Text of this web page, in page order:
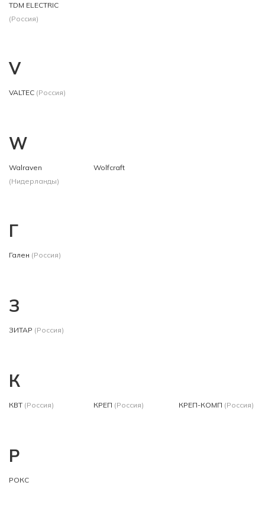
TDM ЕLECTRIC
(Россия)
V
VALTEC (Россия)
W
Walraven
(Нидерланды)
Wolfcraft
Г
Гален (Россия)
З
ЗИТАР (Россия)
К
КВТ (Россия) КРЕП (Россия) КРЕП-КОМП (Россия)
Р
РОКС